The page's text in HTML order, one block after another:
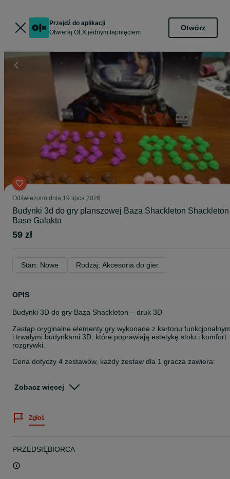
Przejdź do aplikacji
Otwieraj OLX jednym tapnięciem
Otwórz
Odświeżono dnia 19 lipca 2026
Budynki 3d do gry planszowej Baza Shackleton Shackleton
Base Galakta
59 zł
Stan: Nowe Rodzaj: Akcesoria do gier
OPIS
Budynki 3D do gry Baza Shackleton – druk 3D
Zastąp oryginalne elementy gry wykonane z kartonu
i trwałymi budynkami 3D, które poprawiają estetykę stołu i komfort
rozgrywki.
Cena dotyczy 4 zestawów, każdy zestaw dla 1 gracza zawiera:
3 × Warsztat (2)
Dostępne kolory graczy:
Zielony
Zobacz więcej
Zgłoś
PRZEDSIĘBIORCA